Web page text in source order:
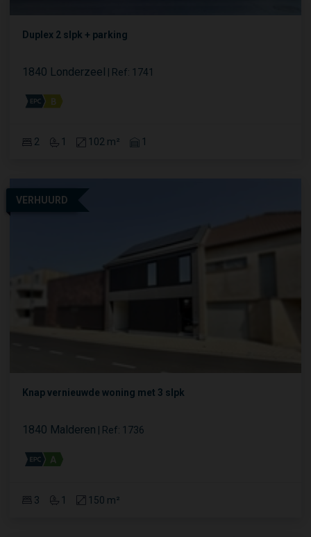
Duplex 2 slpk + parking
1840 Londerzeel Ref: 1741
2 1 102 m² 1
VERHUURD
Knap vernieuwde woning met 3 slpk
1840 Malderen Ref: 1736
3 1 150 m²